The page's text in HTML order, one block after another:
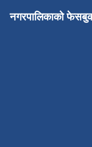
नगरपालिकाको